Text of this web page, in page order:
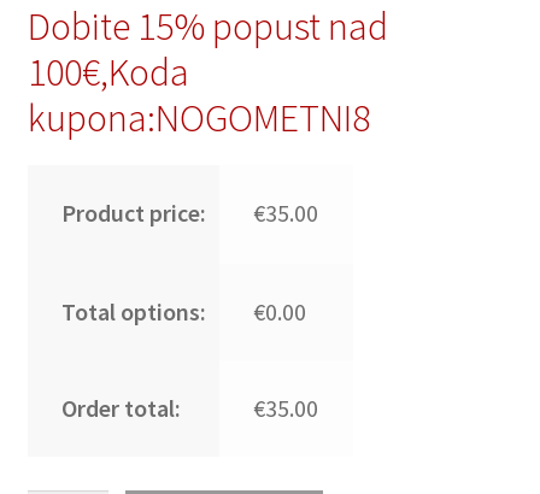
Dobite 15% popust nad
100€,Koda
kupona:NOGOMETNI8
Product price: €35.00
Total options: €0.00
Order total: €35.00